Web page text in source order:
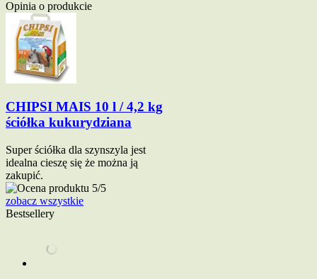
Opinia o produkcie
CHIPSI MAIS 10 l / 4,2 kg
ściółka kukurydziana
Super ściółka dla szynszyla jest
idealna cieszę się że można ją
zakupić.
zobacz wszystkie
Bestsellery